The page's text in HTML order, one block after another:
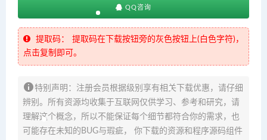
QQ咨询
提取码：
提取码在下载按钮旁的灰色按钮上(白色字符)，
点击复制即可。
特别声明：注册会员根据级别享有相关下载优惠，请仔细
辨别。所有资源均收集于互联网仅供学习、参考和研究，请
理解这个概念，所以不能保证每个细节都符合你的需求，也
可能存在未知的BUG与瑕疵， 你下载的资源和程序源码组件